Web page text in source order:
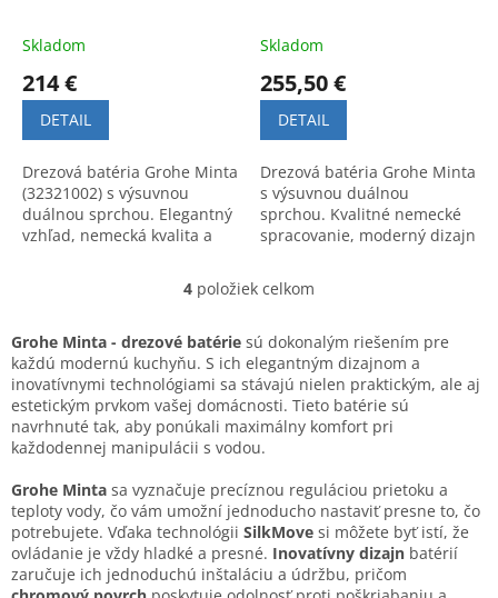
Skladom
214 €
DETAIL
Drezová batéria Grohe Minta
(32321002) s výsuvnou
duálnou sprchou. Elegantný
vzhľad, nemecká kvalita a
Skladom
255,50 €
DETAIL
Drezová batéria Grohe Minta
s výsuvnou duálnou
sprchou. Kvalitné nemecké
spracovanie, moderný dizajn
každodennú prácu pri
dreze.
O
l
á
d
a
c
i
p
r
v
k
y
v
4 položiek celkom
Grohe Minta - drezové batérie sú dokonalým riešením pre
každú modernú kuchyňu. S ich elegantným dizajnom a
inovatívnymi technológiami sa stávajú nielen praktickým, ale aj
estetickým prvkom vašej domácnosti. Tieto batérie sú
navrhnuté tak, aby ponúkali maximálny komfort pri
každodennej manipulácii s vodou.
Grohe Minta sa vyznačuje precíznou reguláciou prietoku a
teploty vody, čo vám umožní jednoducho nastaviť presne to, čo
potrebujete. Vďaka technológii SilkMove si môžete byť istí, že
ovládanie je vždy hladké a presné. Inovatívny dizajn batérií
zaručuje ich jednoduchú inštaláciu a údržbu, pričom